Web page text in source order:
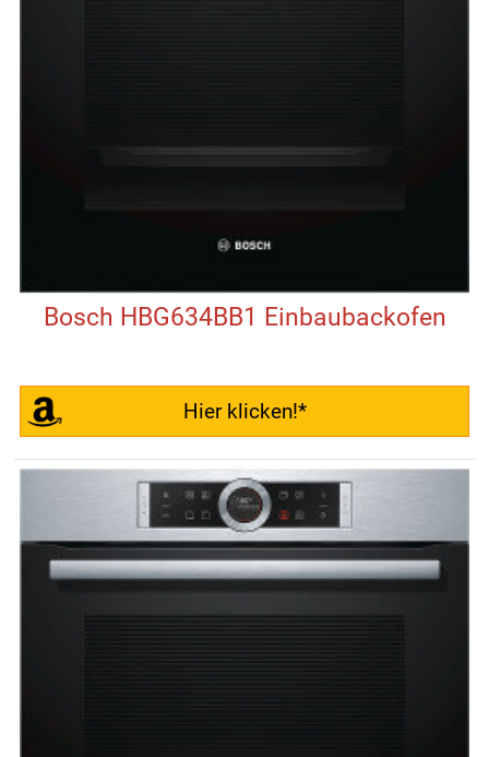
Bosch HBG634BB1 Einbaubackofen
Hier klicken!*